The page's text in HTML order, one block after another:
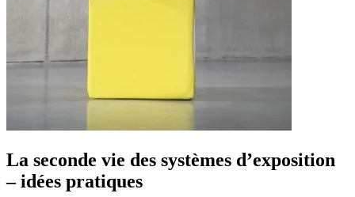
La seconde vie des systèmes d’exposition
– idées pratiques